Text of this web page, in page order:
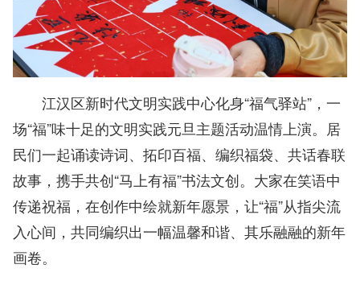
江汉区新时代文明实践中心化身“福气驿站”，一
场“福”味十足的文明实践元旦主题活动温情上演。居
民们一起诵读诗词、拓印百福、编织福袋、共话春联
故事，携手共创“马上有福”书法文创。大家在笑语中
传递祝福，在创作中绘就新年愿景，让“福”从指尖流
入心间，共同编织出一幅温馨和谐、其乐融融的新年
画卷。